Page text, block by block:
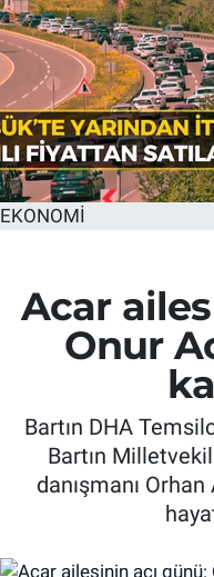
EKONOMİ
Acar
Onur
Bartın DHA
Bartın
danışmanı
Haber Arşivi